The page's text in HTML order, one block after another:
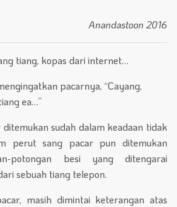
Anandastoon 2016
tiang, kopas dari internet…
pacarnya, “Cayang,
ea…”
sudah dalam keadaan tidak
perut sang pacar pun ditemukan
potongan besi yang ditengarai
sebuah tiang telepon.
masih dimintai keterangan atas